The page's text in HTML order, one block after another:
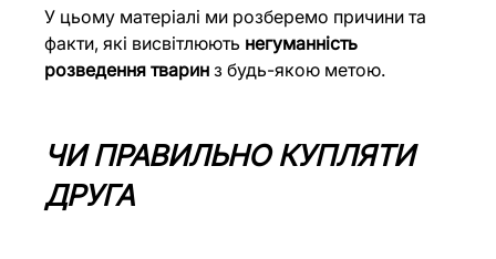
У цьому матеріалі ми розберемо причини та
факти, які висвітлюють негуманність
розведення тварин з будь-якою метою.
ЧИ ПРАВИЛЬНО КУПЛЯТИ
ДРУГА